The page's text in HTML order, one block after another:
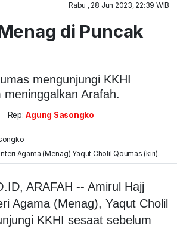
Rabu , 28 Jun 2023, 22:39 WIB
di Puncak
mengunjungi KKHI
Arafah.
Rep: Agung Sasongko
Agama (Menag) Yaqut Cholil Qoumas (kiri).
ARAFAH -- Amirul Hajj
Agama (Menag), Yaqut Cholil
KKHI sesaat sebelum